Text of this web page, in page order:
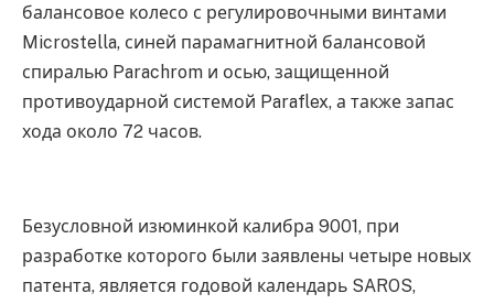
балансовое колесо с регулировочными винтами
Microstella, синей парамагнитной балансовой
спиралью Parachrom и осью, защищенной
противоударной системой Paraflex, а также запас
хода около 72 часов.
Безусловной изюминкой калибра 9001, при
разработке которого были заявлены четыре новых
патента, является годовой календарь SAROS,